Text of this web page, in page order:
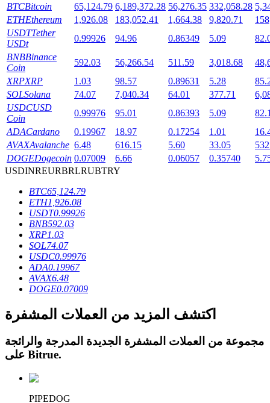
Launchpool
الرهان المرن لكسب العملات الرقمية الشهيرة
القروض
BTCBitcoin 65,124.79 6,189,372.28 56,276.35 332,058.28
ETHEthereum 1,926.08 183,052.41 1,664.38 9,820.71
USDTTether
USDt
0.99926 94.96 0.86349 5.09
BNBBinance
Coin
592.03 56,266.54 511.59 3,018.68
XRPXRP 1.03 98.57 0.89631 5.28
SOLSolana 74.07 7,040.34 64.01 377.71
USDCUSD
Coin
0.99976 95.01 0.86393 5.09
ADACardano 0.19967 18.97 0.17254 1.01
AVAXAvalanche 6.48 616.15 5.60 33.05
DOGEDogecoin 0.07009 6.66 0.06057 0.35740
USDINREURBRLRUBTRY
BTC65,124.79
ETH1,926.08
USDT0.99926
BNB592.03
XRP1.03
SOL74.07
USDC0.99976
ADA0.19967
AVAX6.48
DOGE0.07009
اكتشف المزيد من العملات المشفرة
مجموعة من العملات المشفرة الجديدة المدرجة والرائجة
Bitrue.
PIPEDOG